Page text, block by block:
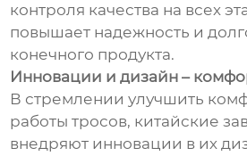
контроля качества на всех
повышает надежность и
конечного продукта.
Инновации и дизайн –
В стремлении улучшить
работы тросов, китайские
внедряют инновации в их